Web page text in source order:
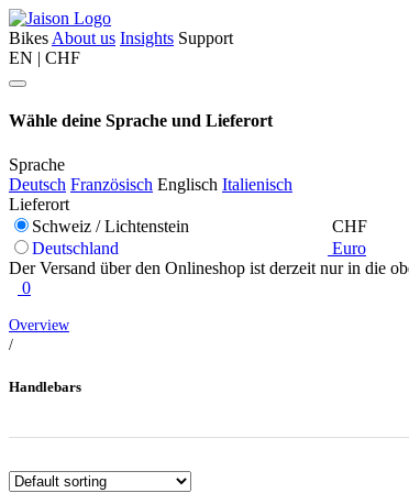
Bikes About us Insights Support
EN | CHF
Wähle deine Sprache und Lieferort
Sprache
Deutsch Französisch Englisch Italienisch
Lieferort
Schweiz / Lichtenstein
CHF
Deutschland
Euro
Der Versand über den Onlineshop ist derzeit nur in die
0
Overview
/
Handlebars